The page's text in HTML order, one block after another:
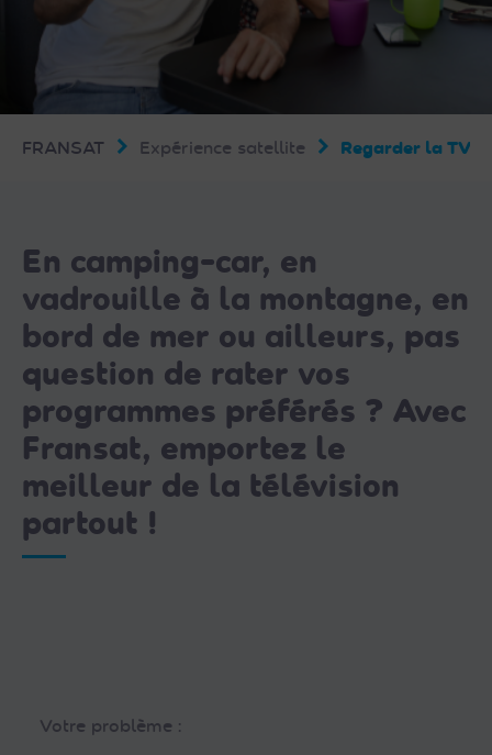
FRANSAT Expérience satellite Regarder la TV
En camping-car, en
vadrouille à la montagne, en
bord de mer ou ailleurs, pas
question de rater vos
programmes préférés ? Avec
Fransat, emportez le
meilleur de la télévision
partout !
Votre problème :